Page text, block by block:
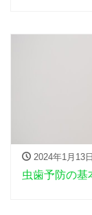
2024年1月13日
虫歯予防の基